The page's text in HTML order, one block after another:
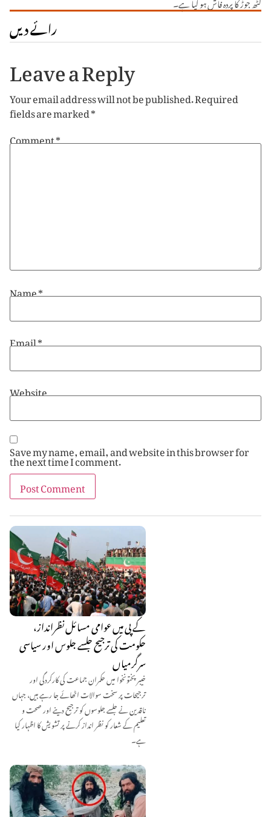
کے پی میں عوامی مسائل نظرانداز،
حکومت کی ترجیح جلسے جلوس اور سیاسی
سرگرمیاں
خیبر پختونخوا میں حکمران جماعت کی کارکردگی اور
ترجیحات پر سخت سوالات اٹھائے جا رہے ہیں، جہاں
ناقدین نے جلسے جلوسوں کو ترجیح دینے اور صحت و
تعلیم کے شعار کو نظر انداز کرنے پر تشویش کا اظہار کیا
ہے۔
رائے دیں
Leave a Reply
Your email address will not be published.Required
fields are marked*
Comment*
Name*
Email*
Website
Save my name, email, and website in this browser for
the next time I comment.